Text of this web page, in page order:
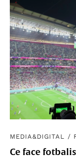
MEDIA&DIGITAL /
Ce face